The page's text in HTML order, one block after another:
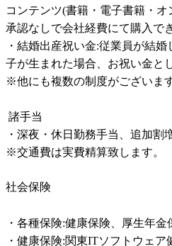
コンテンツ(書籍・電子書籍・
承認なしで会社経費にて購入で
・結婚出産祝い金:従業員が結
子が生まれた場合、お祝い金と
※他にも複数の制度がございます
・深夜・休日勤務手当、追加割
※交通費は実費精算致します。
社会保険
・各種保険:健康保険、厚生年
・健康保険:関東ITソフトウェ